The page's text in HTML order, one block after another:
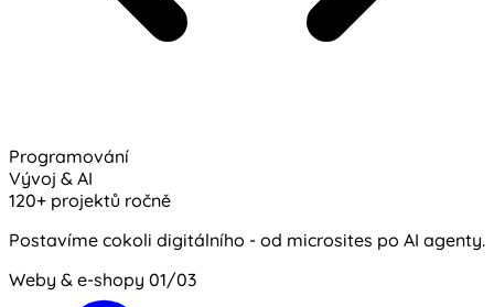
Programování
Vývoj & AI
120+ projektů ročně
Postavíme cokoli digitálního - od microsites po AI agenty.
Weby & e-shopy 01/03